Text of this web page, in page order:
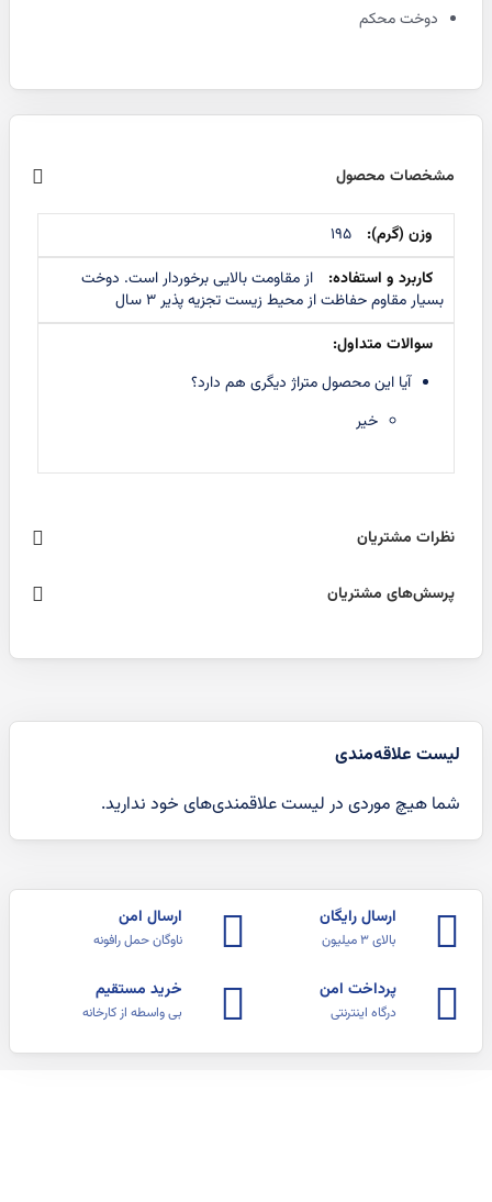
دوخت محکم
مشخصات محصول
اطلاعات
بیشتر
از مقاومت بالایی برخوردار است. دوخت
بسیار مقاوم حفاظت از محیط زیست تجزیه پذیر ۳ سال
آیا این محصول متراژ دیگری هم دارد؟
خیر
نظرات مشتریان
پرسش‌های مشتریان
لیست علاقه‌مندی
شما هیچ موردی در لیست علاقمندی‌های خود ندارید.
ارسال رایگان
بالای ۳ میلیون
ارسال امن
ناوگان حمل رافونه
پرداخت امن
درگاه اینترنتی
خرید مستقیم
بی واسطه از کارخانه